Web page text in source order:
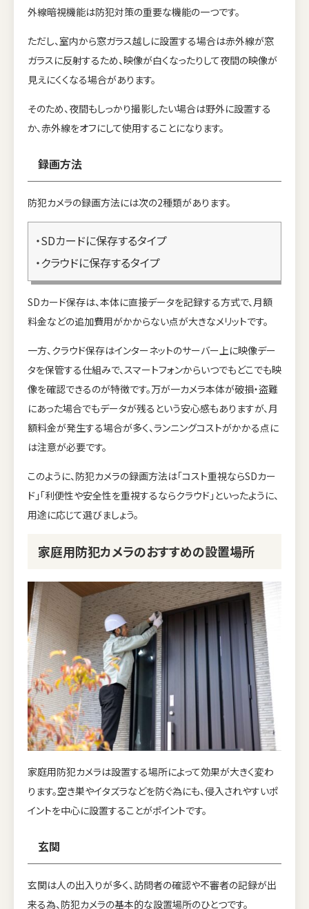
外線暗視機能は防犯対策の重要な機能の一つです。
ただし、室内から窓ガラス越しに設置する場合は赤外線が窓
ガラスに反射するため、映像が白くなったりして夜間の映像が
見えにくくなる場合があります。
そのため、夜間もしっかり撮影したい場合は野外に設置する
か、赤外線をオフにして使用することになります。
録画方法
防犯カメラの録画方法には次の2種類があります。
・SDカードに保存するタイプ
・クラウドに保存するタイプ
SDカード保存は、本体に直接データを記録する方式で、月額
料金などの追加費用がかからない点が大きなメリットです。
一方、クラウド保存はインターネットのサーバー上に映像デー
タを保管する仕組みで、スマートフォンからいつでもどこでも映
像を確認できるのが特徴です。万が一カメラ本体が破損・盗難
にあった場合でもデータが残るという安心感もありますが、月
額料金が発生する場合が多く、ランニングコストがかかる点に
は注意が必要です。
このように、防犯カメラの録画方法は「コスト重視ならSDカー
ド」「利便性や安全性を重視するならクラウド」といったように、
用途に応じて選びましょう。
家庭用防犯カメラのおすすめの設置場所
家庭用防犯カメラは設置する場所によって効果が大きく変わ
ります。空き巣やイタズラなどを防ぐ為にも、侵入されやすいポ
イントを中心に設置することがポイントです。
玄関
玄関は人の出入りが多く、訪問者の確認や不審者の記録が出
来る為、防犯カメラの基本的な設置場所のひとつです。